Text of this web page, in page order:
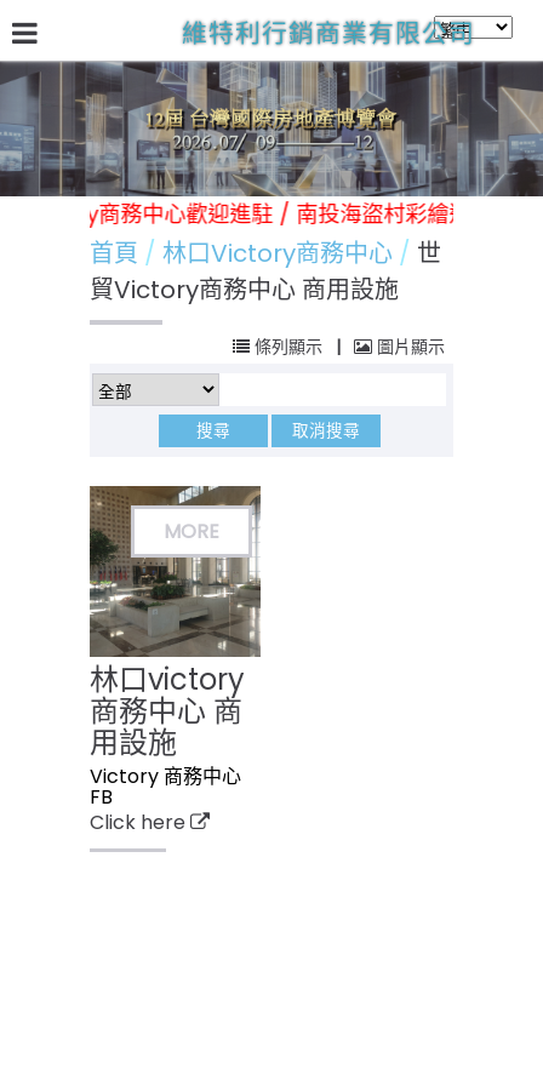
維特利行銷商業有限公司
關於我們 台灣國際房地產展 林口Victory商務中心 日
商務中心歡迎進駐 / 南投海盜村彩繪遊樂園
首頁 林口Victory商務中心
世
貿Victory商務中心 商用設施
條列顯示 | 圖片顯示
林口victory
商務中心 商
用設施
Victory 商務中心
FB
Click here